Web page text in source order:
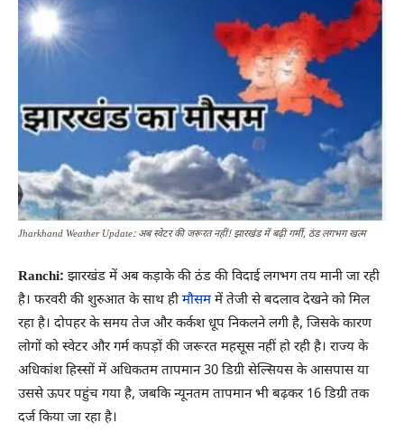
Jharkhand Weather Update: अब स्वेटर की जरूरत नहीं! झारखंड में बढ़ी गर्मी, ठंड लगभग खत्म
Ranchi: झारखंड में अब कड़ाके की ठंड की विदाई लगभग तय मानी जा रही
है। फरवरी की शुरुआत के साथ ही मौसममें तेजी से बदलाव देखने को मिल
रहा है। दोपहर के समय तेज और कर्कश धूप निकलने लगी है, जिसके कारण
लोगों को स्वेटर और गर्म कपड़ों की जरूरत महसूस नहीं हो रही है। राज्य के
अधिकांश हिस्सों में अधिकतम तापमान 30 डिग्री सेल्सियस के आसपास या
उससे ऊपर पहुंच गया है, जबकि न्यूनतम तापमान भी बढ़कर 16 डिग्री तक
दर्ज किया जा रहा है।